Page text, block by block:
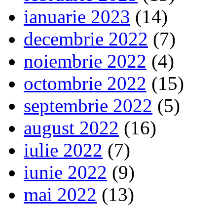
ianuarie 2023 (14)
decembrie 2022 (7)
noiembrie 2022 (4)
octombrie 2022 (15)
septembrie 2022 (5)
august 2022 (16)
iulie 2022 (7)
iunie 2022 (9)
mai 2022 (13)